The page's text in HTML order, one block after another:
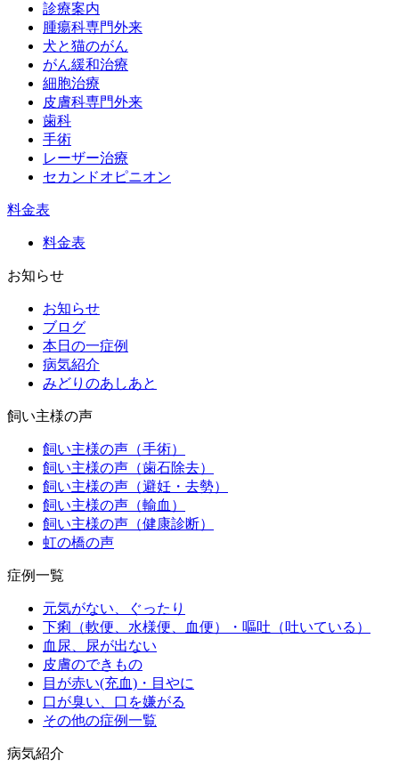
診療案内
腫瘍科専門外来
犬と猫のがん
がん緩和治療
細胞治療
皮膚科専門外来
歯科
手術
レーザー治療
セカンドオピニオン
料金表
料金表
お知らせ
お知らせ
ブログ
本日の一症例
病気紹介
みどりのあしあと
飼い主様の声
飼い主様の声（手術）
飼い主様の声（歯石除去）
飼い主様の声（避妊・去勢）
飼い主様の声（輸血）
飼い主様の声（健康診断）
虹の橋の声
症例一覧
元気がない、ぐったり
下痢（軟便、水様便、血便）・嘔吐（吐いている）
血尿、尿が出ない
皮膚のできもの
目が赤い(充血)・目やに
口が臭い、口を嫌がる
その他の症例一覧
病気紹介